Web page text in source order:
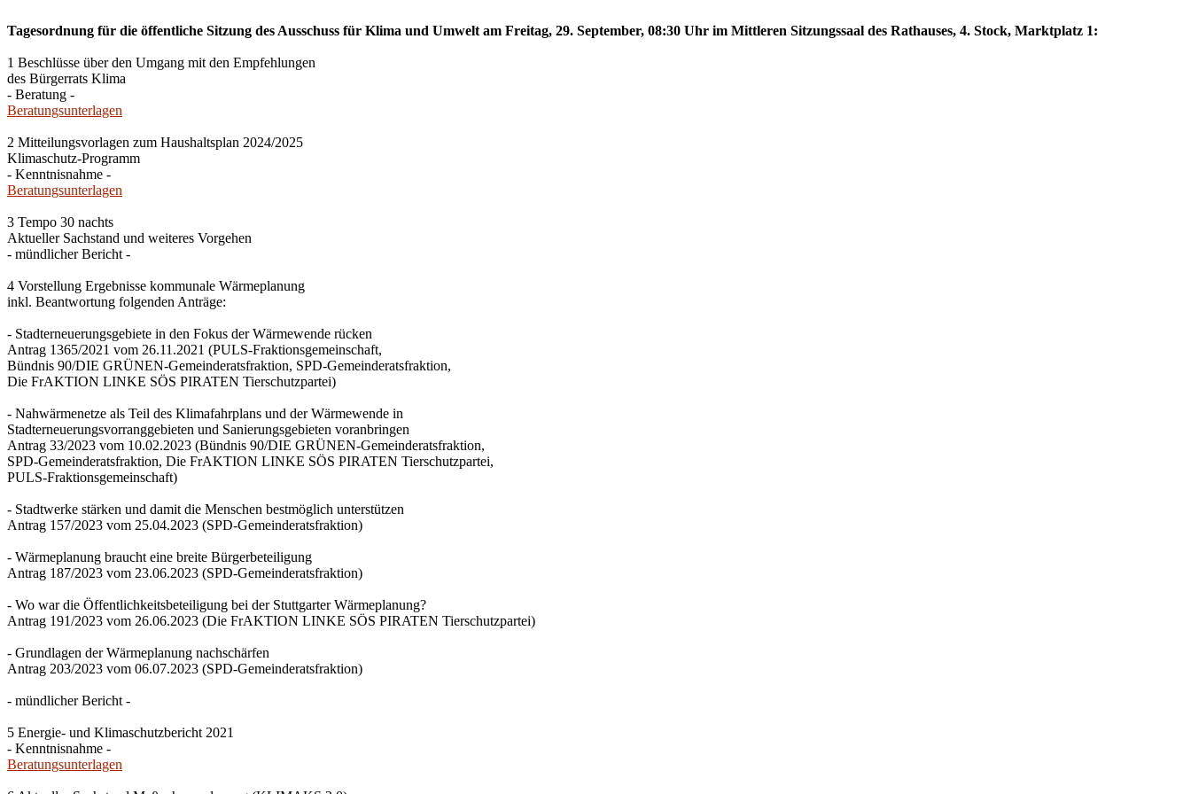
Tagesordnung für die öffentliche Sitzung des Ausschuss für Klima und Umwelt am Freitag, 29. September, 08:30 Uhr im Mittleren Sitzungssaal des Rathauses, 4. Stock, Marktplatz 1:
1 Beschlüsse über den Umgang mit den Empfehlungen
des Bürgerrats Klima
- Beratung -
Beratungsunterlagen
2 Mitteilungsvorlagen zum Haushaltsplan 2024/2025
Klimaschutz-Programm
- Kenntnisnahme -
Beratungsunterlagen
3 Tempo 30 nachts
Aktueller Sachstand und weiteres Vorgehen
- mündlicher Bericht -
4 Vorstellung Ergebnisse kommunale Wärmeplanung
inkl. Beantwortung folgenden Anträge:
- Stadterneuerungsgebiete in den Fokus der Wärmewende rücken
Antrag 1365/2021 vom 26.11.2021 (PULS-Fraktionsgemeinschaft,
Bündnis 90/DIE GRÜNEN-Gemeinderatsfraktion, SPD-Gemeinderatsfraktion,
Die FrAKTION LINKE SÖS PIRATEN Tierschutzpartei)
- Nahwärmenetze als Teil des Klimafahrplans und der Wärmewende in
Stadterneuerungsvorranggebieten und Sanierungsgebieten voranbringen
Antrag 33/2023 vom 10.02.2023 (Bündnis 90/DIE GRÜNEN-Gemeinderatsfraktion,
SPD-Gemeinderatsfraktion, Die FrAKTION LINKE SÖS PIRATEN Tierschutzpartei,
PULS-Fraktionsgemeinschaft)
- Stadtwerke stärken und damit die Menschen bestmöglich unterstützen
Antrag 157/2023 vom 25.04.2023 (SPD-Gemeinderatsfraktion)
- Wärmeplanung braucht eine breite Bürgerbeteiligung
Antrag 187/2023 vom 23.06.2023 (SPD-Gemeinderatsfraktion)
- Wo war die Öffentlichkeitsbeteiligung bei der Stuttgarter Wärmeplanung?
Antrag 191/2023 vom 26.06.2023 (Die FrAKTION LINKE SÖS PIRATEN Tierschutzpartei)
- Grundlagen der Wärmeplanung nachschärfen
Antrag 203/2023 vom 06.07.2023 (SPD-Gemeinderatsfraktion)
- mündlicher Bericht -
5 Energie- und Klimaschutzbericht 2021
- Kenntnisnahme -
Beratungsunterlagen